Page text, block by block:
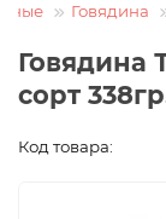
Говядина
Говядина
сорт
Код товара: